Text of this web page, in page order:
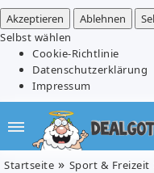
Akzeptieren
Ablehnen
Selbst wählen
Cookie-Richtlinie
Datenschutzerklärung
Impressum
Startseite Sport & Freizeit